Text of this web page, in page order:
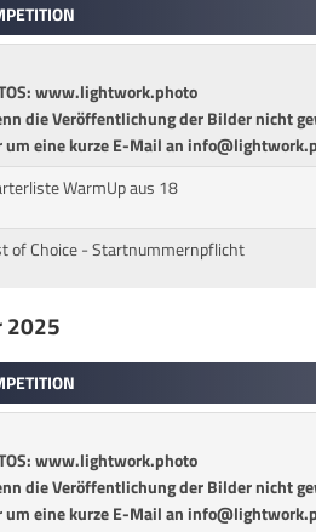
www.lightwork.photo
die Veröffentlichung der Bilder nicht
eine kurze E-Mail an
WarmUp aus 18
of Choice - Startnummernpflicht
2025
www.lightwork.photo
die Veröffentlichung der Bilder nicht
eine kurze E-Mail an